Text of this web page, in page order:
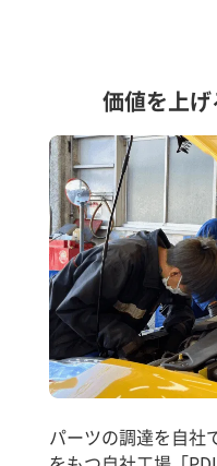
価値を上
パーツの調達を自社